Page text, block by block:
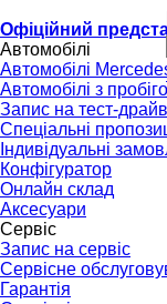
Офіційний
Автомобілі
Автомобілі
Автомобілі з
Запис на тест-драйв
Спеціальні
Індивідуальні
Конфігуратор
Онлайн склад
Аксесуари
Сервіс
Запис на сервіс
Сервісне
Гарантія